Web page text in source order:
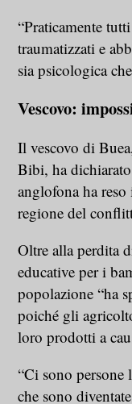
“Praticamente
traumatizzati e
sia psicologica
Vescovo:
Il vescovo di
Bibi, ha
anglofona ha
regione del
Oltre alla perdita
educative per i
popolazione “ha
poiché gli
loro prodotti a
“Ci sono persone
che sono